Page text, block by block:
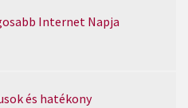
Internet Napja
és hatékony